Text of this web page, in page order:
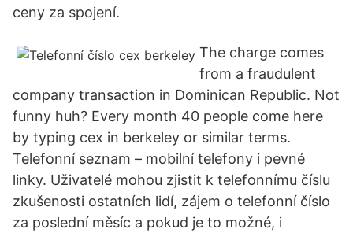
ceny za spojení.
The charge comes
from a fraudulent
company transaction in Dominican Republic. Not
funny huh? Every month 40 people come here
by typing cex in berkeley or similar terms.
Telefonní seznam – mobilní telefony i pevné
linky. Uživatelé mohou zjistit k telefonnímu číslu
zkušenosti ostatních lidí, zájem o telefonní číslo
za poslední měsíc a pokud je to možné, i